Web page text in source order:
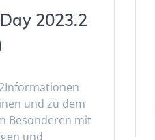
2023.2
und zu dem
Besonderen mit
und